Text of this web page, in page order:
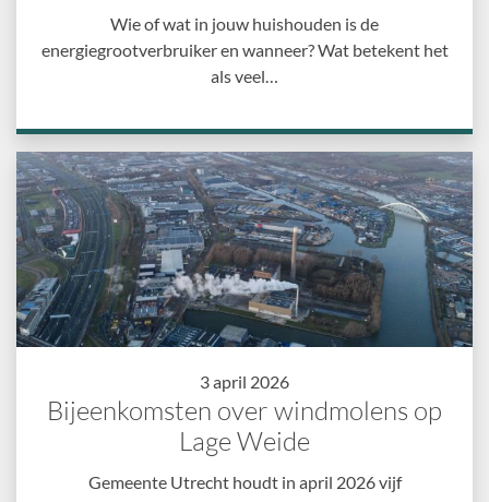
Wie of wat in jouw huishouden is de
energiegrootverbruiker en wanneer? Wat betekent het
als veel…
3 april 2026
Bijeenkomsten over windmolens op
Lage Weide
Gemeente Utrecht houdt in april 2026 vijf